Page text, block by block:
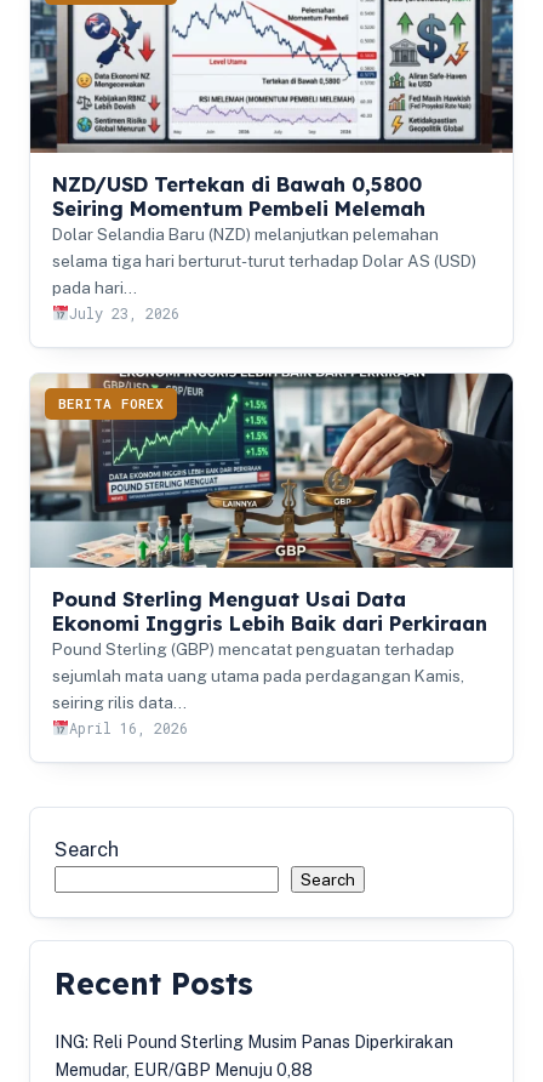
NZD/USD Tertekan di Bawah 0,5800
Seiring Momentum Pembeli Melemah
Dolar Selandia Baru (NZD) melanjutkan pelemahan
selama tiga hari berturut-turut terhadap Dolar AS (USD)
pada hari…
July 23, 2026
BERITA FOREX
Pound Sterling Menguat Usai Data
Ekonomi Inggris Lebih Baik dari Perkiraan
Pound Sterling (GBP) mencatat penguatan terhadap
sejumlah mata uang utama pada perdagangan Kamis,
seiring rilis data…
April 16, 2026
Search
Search
Recent Posts
ING: Reli Pound Sterling Musim Panas Diperkirakan
Memudar, EUR/GBP Menuju 0,88